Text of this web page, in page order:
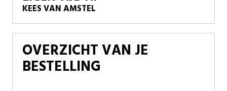
KEES VAN AMSTEL
OVERZICHT VAN JE
BESTELLING